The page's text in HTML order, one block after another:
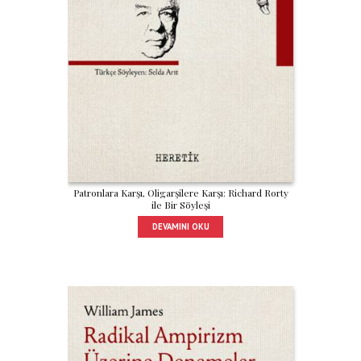
Patronlara Karşı, Oligarşilere Karşı: Richard Rorty
ile Bir Söyleşi
DEVAMINI OKU